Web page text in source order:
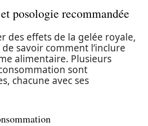
posologie recommandée
des effets de la gelée royale,
savoir comment l’inclure
alimentaire. Plusieurs
sont
chacune avec ses